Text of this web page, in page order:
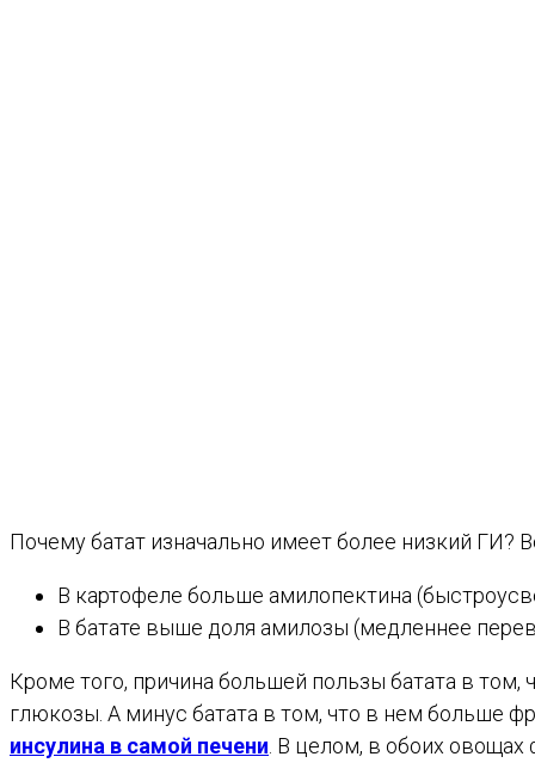
Почему батат изначально имеет более низкий ГИ?
В картофеле больше амилопектина
В батате выше доля амилозы (медленнее
Кроме того, причина большей пользы батата в
глюкозы. А минус батата в том, что в нем больше
инсулина в самой печени . В целом, в обоих